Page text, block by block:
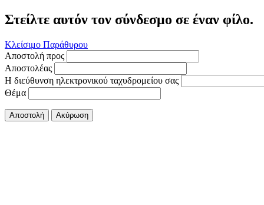
Στείλτε αυτόν τον σύνδεσμο σε έναν φίλο.
Κλείσιμο Παράθυρου
Αποστολή προς
Αποστολέας
Η διεύθυνση ηλεκτρονικού ταχυδρομείου σας
Θέμα
Αποστολή Ακύρωση